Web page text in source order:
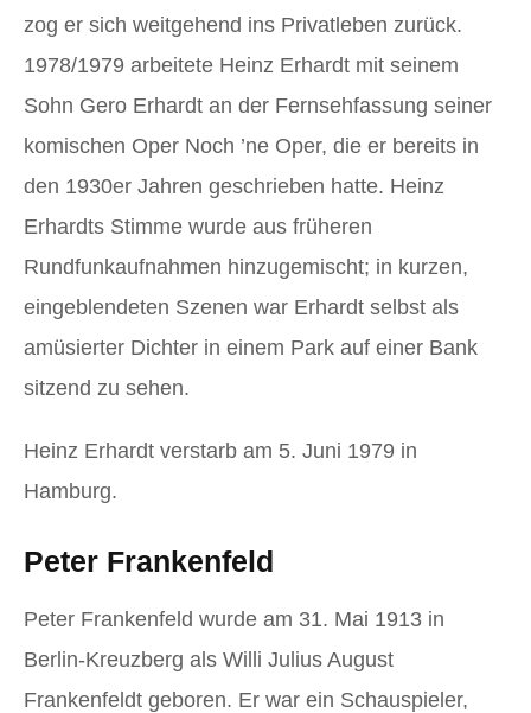
zog er sich weitgehend ins Privatleben zurück.
1978/1979 arbeitete Heinz Erhardt mit seinem
Sohn Gero Erhardt an der Fernsehfassung seiner
komischen Oper Noch ’ne Oper, die er bereits in
den 1930er Jahren geschrieben hatte. Heinz
Erhardts Stimme wurde aus früheren
Rundfunkaufnahmen hinzugemischt; in kurzen,
eingeblendeten Szenen war Erhardt selbst als
amüsierter Dichter in einem Park auf einer Bank
sitzend zu sehen.
Heinz Erhardt verstarb am 5. Juni 1979 in
Hamburg.
Peter Frankenfeld
Peter Frankenfeld wurde am 31. Mai 1913 in
Berlin-Kreuzberg als Willi Julius August
Frankenfeldt geboren. Er war ein Schauspieler,